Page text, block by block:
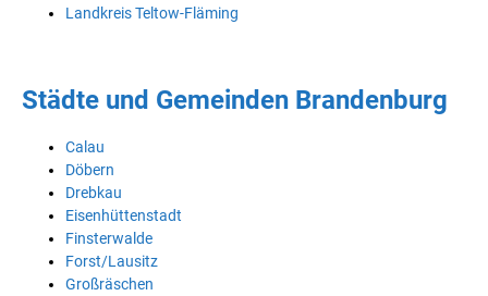
Landkreis Teltow-Fläming
Städte und Gemeinden Brandenburg
Calau
Döbern
Drebkau
Eisenhüttenstadt
Finsterwalde
Forst/Lausitz
Großräschen